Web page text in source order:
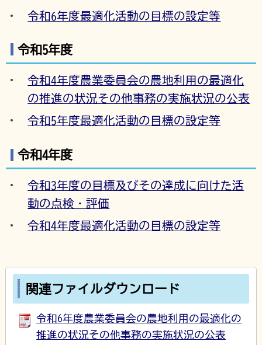
令和6年度最適化活動の目標の設定等
令和5年度
令和4年度農業委員会の農地利用の最適化
の推進の状況その他事務の実施状況の公表
令和5年度最適化活動の目標の設定等
令和4年度
令和3年度の目標及びその達成に向けた活
動の点検・評価
令和4年度最適化活動の目標の設定等
関連ファイルダウンロード
令和6年度農業委員会の農地利用の最適化の
推進の状況その他事務の実施状況の公表